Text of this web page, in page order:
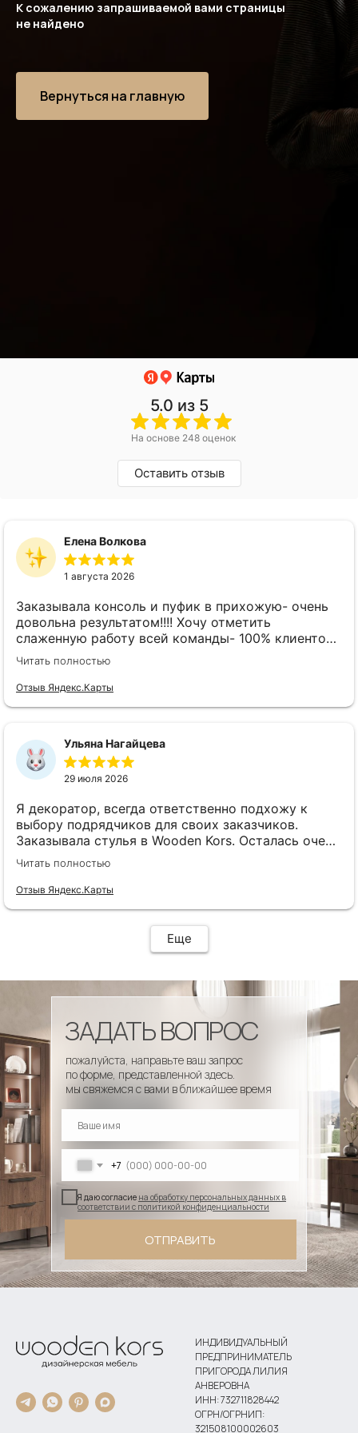
К сожалению запрашиваемой вами страницы
не найдено
Вернуться на главную
5.0 из 5
На основе 248 оценок
Оставить отзыв
Елена Волкова
1 августа 2026
Заказывала консоль и пуфик в прихожую- очень
довольна результатом!!!! Хочу отметить
слаженную работу всей команды- 100% клиенто
ориентированная команда!!!! При заказе
внимательно слушают заказчика , что очень
облегчает подбор материала и цвета. Четкая
Читать полностью
Отзыв Яндекс.Карты
Ульяна Нагайцева
29 июля 2026
Я декоратор, всегда ответственно подхожу к
выбору подрядчиков для своих заказчиков.
Заказывала стулья в Wooden Kors. Осталась очень
довольна качеством, скоростью исполнения,
доставкой! А особенно
клиентоориентированностью менеджеров. Все
удобством гостей! Особенно приятно было то, что
по запросу выслали образцы тканей обивки и я
сочетающееся с основным текстилем ресторана.
Читать полностью
Отзыв Яндекс.Карты
Еще
+7
Я даю согласие на обработку персональных данных в
соответствии с политикой конфиденциальности
ОТПРАВИТЬ
пожалуйста, направьте ваш запрос
по форме, представленной здесь.
мы свяжемся с вами в ближайшее время
ЗАДАТЬ ВОПРОС
ИНДИВИДУАЛЬНЫЙ
ПРЕДПРИНИМАТЕЛЬ
ПРИГОРОДА ЛИЛИЯ
АНВЕРОВНА
ИНН: 732711828442
ОГРН/ОГРНИП:
321508100002603